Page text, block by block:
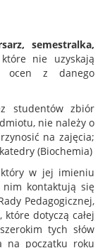
semestralka,
nie uzyskają
ocen z danego
studentów zbiór
nie należy o
na zajęcia;
(Biochemia)
w jej imieniu
kontaktują się
Pedagogicznej,
dotyczą całej
tych słów
na początku roku